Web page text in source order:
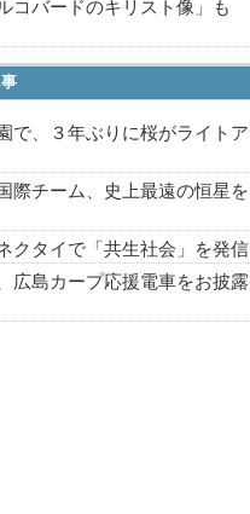
コバードのキリスト像」も
で、３年ぶりに桜がライトア
際チーム、史上最遠の恒星を
クタイで「共生社会」を発信
広島カープ応援電車をお披露